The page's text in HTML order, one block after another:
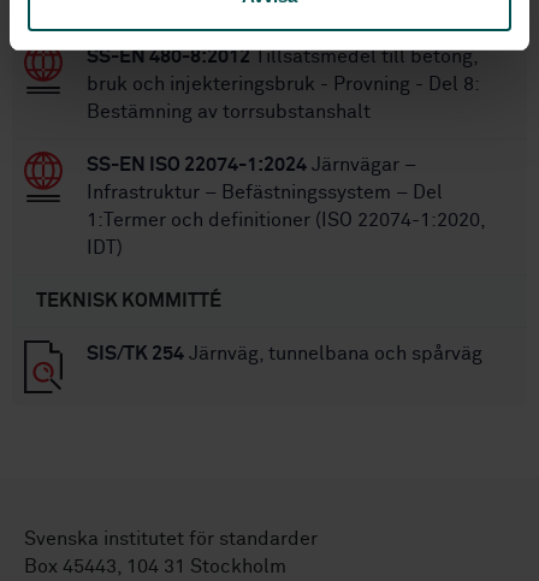
SS-EN 480-8:2012Tillsatsmedel till betong,
bruk och injekteringsbruk - Provning - Del 8:
Bestämning av torrsubstanshalt
SS-EN ISO 22074-1:2024 Järnvägar –
Infrastruktur – Befästningssystem – Del
1:Termer och definitioner (ISO 22074-1:2020,
IDT)
TEKNISK KOMMITTÉ
SIS/TK 254 Järnväg, tunnelbana och spårväg
Svenska institutet för standarder
Box 45443, 104 31 Stockholm